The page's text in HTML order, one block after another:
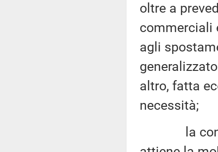
oltre a
commerciali
agli
altro, fatta
necessità;
la